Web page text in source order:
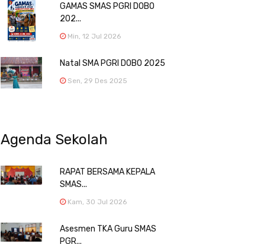
GAMAS SMAS PGRI DOBO
202...
Min, 12 Jul 2026
Natal SMA PGRI DOBO 2025
Sen, 29 Des 2025
Agenda Sekolah
RAPAT BERSAMA KEPALA
SMAS...
Kam, 30 Jul 2026
Asesmen TKA Guru SMAS
PGR...